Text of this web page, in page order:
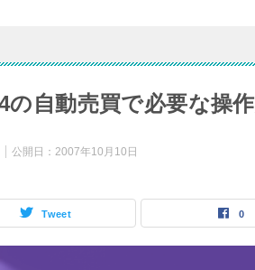
の自動売買で必要な操
公開日： 2007年10月10日
Tweet 0